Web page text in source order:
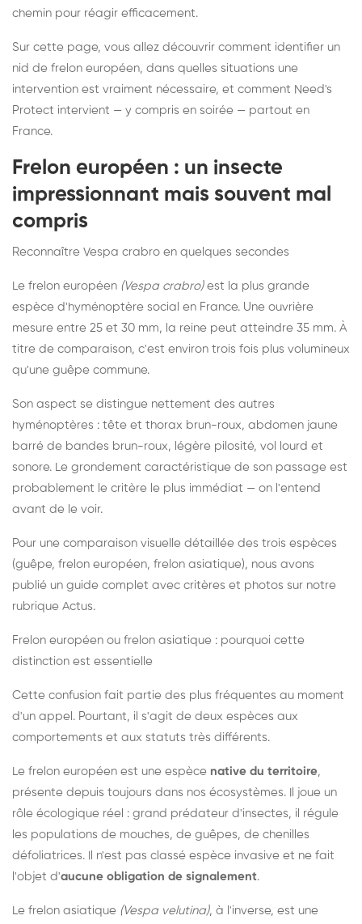
chemin pour réagir efficacement.
Sur cette page, vous allez découvrir comment identifier un
nid de frelon européen, dans quelles situations une
intervention est vraiment nécessaire, et comment Need's
Protect intervient — y compris en soirée — partout en
France.
Frelon européen : un insecte
impressionnant mais souvent mal
compris
Reconnaître Vespa crabro en quelques secondes
Le frelon européen (Vespa crabro)est la plus grande
espèce d'hyménoptère social en France. Une ouvrière
mesure entre 25 et 30 mm, la reine peut atteindre 35 mm. À
titre de comparaison, c'est environ trois fois plus volumineux
qu'une guêpe commune.
Son aspect se distingue nettement des autres
hyménoptères : tête et thorax brun-roux, abdomen jaune
barré de bandes brun-roux, légère pilosité, vol lourd et
sonore. Le grondement caractéristique de son passage est
probablement le critère le plus immédiat — on l'entend
avant de le voir.
Pour une comparaison visuelle détaillée des trois espèces
(guêpe, frelon européen, frelon asiatique), nous avons
publié un guide complet avec critères et photos sur notre
rubrique Actus.
Frelon européen ou frelon asiatique : pourquoi cette
distinction est essentielle
Cette confusion fait partie des plus fréquentes au moment
d'un appel. Pourtant, il s'agit de deux espèces aux
comportements et aux statuts très différents.
Le frelon européen est une espèce native du territoire,
présente depuis toujours dans nos écosystèmes. Il joue un
rôle écologique réel : grand prédateur d'insectes, il régule
les populations de mouches, de guêpes, de chenilles
défoliatrices. Il n'est pas classé espèce invasive et ne fait
l'objet d'aucune obligation de signalement.
Le frelon asiatique (Vespa velutina), à l'inverse, est une